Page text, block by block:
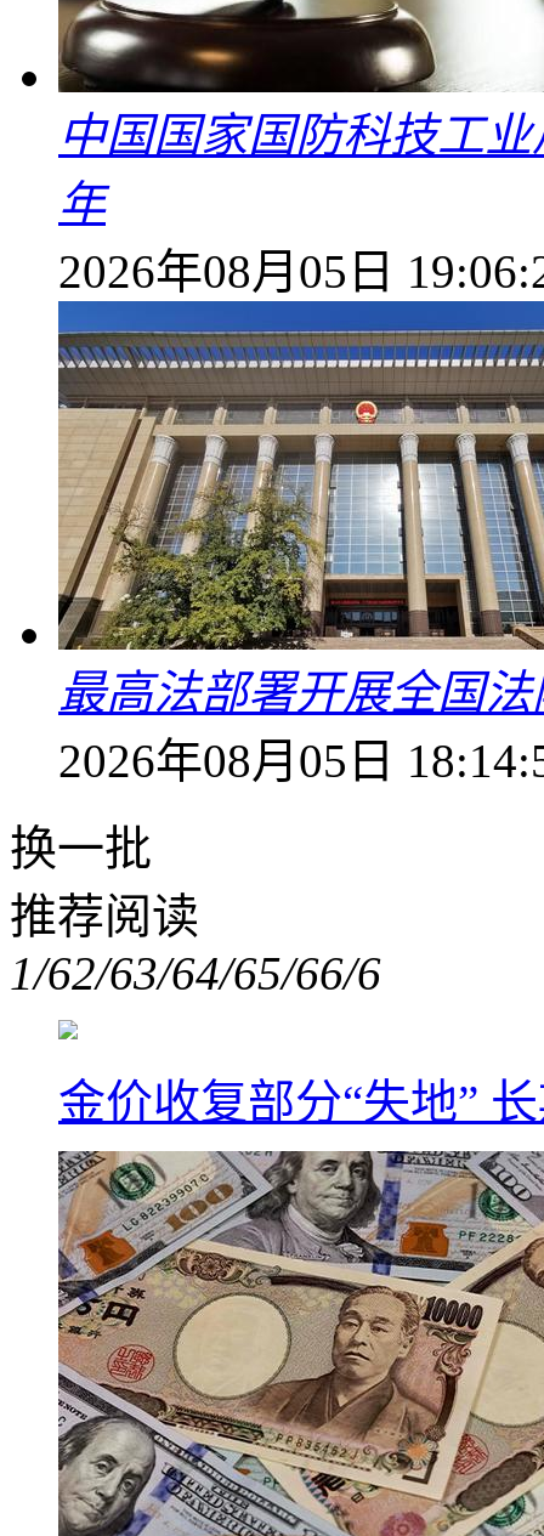
中国国家国防科技工
年
2026年08月05日
最高法部署开展全国
2026年08月05日
换一批
推荐阅读
1/62/63/64/65/66/6
金价收复部分“失地”